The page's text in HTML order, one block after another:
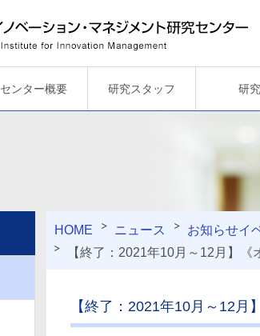
センター概要 研究スタッフ 研究
HOME ニュース お知らせイ
【終了：2021年10月～12月】
【終了：2021年10月～12月